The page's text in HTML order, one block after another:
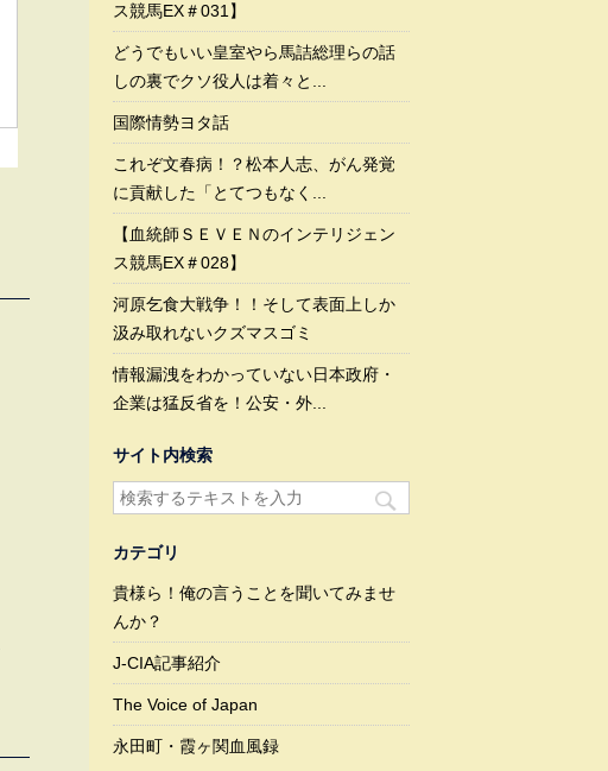
ス競馬EX＃031】
どうでもいい皇室やら馬詰総理らの話
しの裏でクソ役人は着々と...
国際情勢ヨタ話
これぞ文春病！？松本人志、がん発覚
に貢献した「とてつもなく...
【血統師ＳＥＶＥＮのインテリジェン
ス競馬EX＃028】
河原乞食大戦争！！そして表面上しか
汲み取れないクズマスゴミ
情報漏洩をわかっていない日本政府・
企業は猛反省を！公安・外...
サイト内検索
カテゴリ
貴様ら！俺の言うことを聞いてみませ
んか？
J-CIA記事紹介
The Voice of Japan
永田町・霞ヶ関血風録